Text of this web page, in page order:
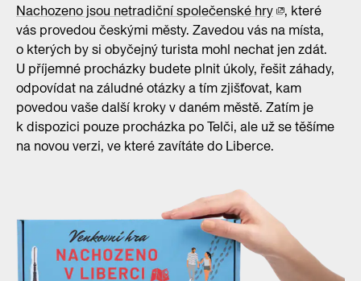
Nachozeno jsou netradiční společenské hry
, které
vás provedou českými městy. Zavedou vás na místa,
o kterých by si obyčejný turista mohl nechat jen zdát.
U příjemné procházky budete plnit úkoly, řešit záhady,
odpovídat na záludné otázky a tím zjišťovat, kam
povedou vaše další kroky v daném městě. Zatím je
k dispozici pouze procházka po Telči, ale už se těšíme
na novou verzi, ve které zavítáte do Liberce.